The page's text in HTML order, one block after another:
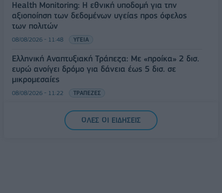
Health Monitoring: Η εθνική υποδομή για την
αξιοποίηση των δεδομένων υγείας προς όφελος
των πολιτών
08/08/2026 - 11:48 ΥΓΕΙΑ
Ελληνική Αναπτυξιακή Τράπεζα: Με «προίκα» 2 δισ.
ευρώ ανοίγει δρόμο για δάνεια έως 5 δισ. σε
μικρομεσαίες
08/08/2026 - 11:22 ΤΡΑΠΕΖΕΣ
5G παντού, 6G στον ορίζοντα: Πού βρίσκεται η
Ελλάδα στη μεγάλη τεχνολογική μετάβαση
ΟΛΕΣ ΟΙ ΕΙΔΗΣΕΙΣ